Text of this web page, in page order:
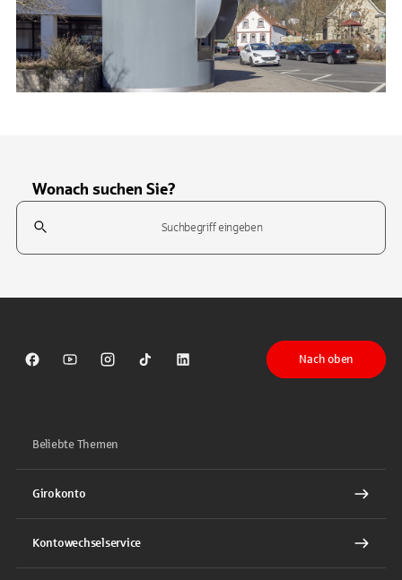
Wonach suchen Sie?
Suchfeld
Sparkasse auf Facebook
Sparkasse auf Youtube
Sparkasse auf Instagram
Sparkasse auf TikTok
Sparkasse auf LinkedIn
Nach oben
Beliebte Themen
Girokonto
Kontowechselservice